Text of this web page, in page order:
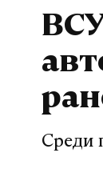
Среди